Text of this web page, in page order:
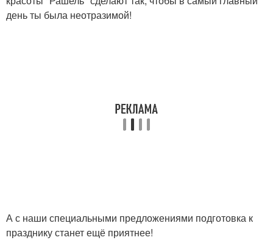
день ты была неотразимой!
А с наши специальными предложениями подготовка к
празднику станет ещё приятнее!